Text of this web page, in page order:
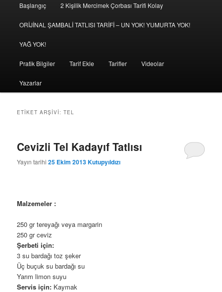
Birincil
içeriğe
geç
İkincil
içeriğe
geç
Başlangıç 2 Kişilik Mercimek Çorbası Tarifi Kolay
ORİJİNAL ŞAMBALİ TATLISI TARİFİ – UN YOK! YUMURTA YOK!
YAĞ YOK!
Pratik Bilgiler Tarif Ekle Tarifler Videolar
Yazarlar
ETIKET ARŞIVI:TEL
Cevizli Tel Kadayıf Tatlısı
Yayın tarihi25 Ekim 2013Kutupyıldızı
Malzemeler :
250 gr tereyağı veya margarin
250 gr ceviz
Şerbeti için:
3 su bardağı toz şeker
Üç buçuk su bardağı su
Yarım limon suyu
Servis için: Kaymak